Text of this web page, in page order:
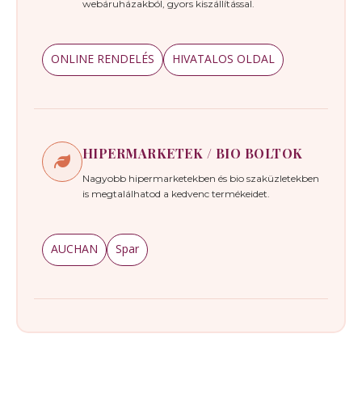
webáruházakból, gyors kiszállítással.
ONLINE RENDELÉS HIVATALOS OLDAL
HIPERMARKETEK / BIO BOLTOK
Nagyobb hipermarketekben és bio szaküzletekben
is megtalálhatod a kedvenc termékeidet.
AUCHAN Spar